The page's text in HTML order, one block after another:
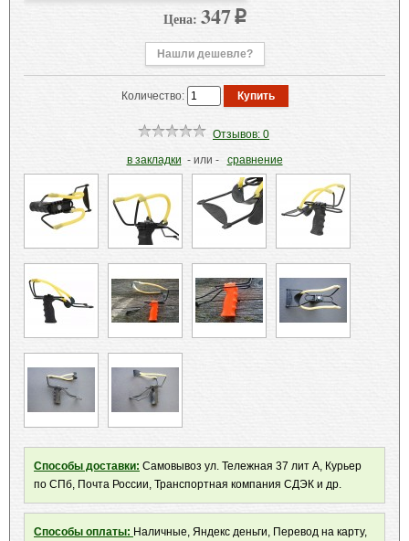
Цена: 347 p
Нашли дешевле?
Количество:
Отзывов: 0
в закладки - или - сравнение
Способы доставки: Самовывоз ул. Тележная 37 лит А, Курьер
по СПб, Почта России, Транспортная компания СДЭК и др.
Способы оплаты: Наличные, Яндекс деньги, Перевод на карту,